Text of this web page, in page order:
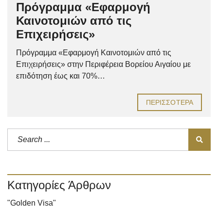
Πρόγραμμα «Εφαρμογή
Καινοτομιών από τις
Επιχειρήσεις»
Πρόγραμμα «Εφαρμογή Καινοτομιών από τις
Επιχειρήσεις» στην Περιφέρεια Βορείου Αιγαίου με
επιδότηση έως και 70%…
ΠΕΡΙΣΣΌΤΕΡΑ
Κατηγορίες Άρθρων
"Golden Visa"